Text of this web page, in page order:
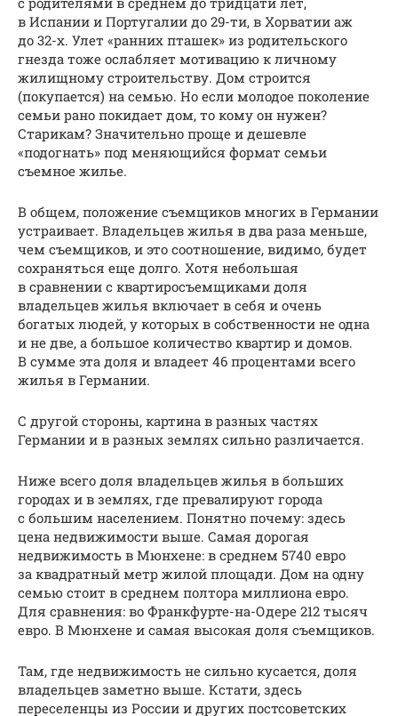
в Испании и Португалии до 29-ти, в Хорватии аж
до 32-х. Улет «ранних пташек» из родительского
гнезда тоже ослабляет мотивацию к личному
жилищному строительству. Дом строится
(покупается) на семью. Но если молодое поколение
семьи рано покидает дом, то кому он нужен?
Старикам? Значительно проще и дешевле
«подогнать» под меняющийся формат семьи
съемное жилье.
В общем, положение съемщиков многих в Германии
устраивает. Владельцев жилья в два раза меньше,
чем съемщиков, и это соотношение, видимо, будет
сохраняться еще долго. Хотя небольшая
в сравнении с квартиросъемщиками доля
владельцев жилья включает в себя и очень
богатых людей, у которых в собственности не одна
и не две, а большое количество квартир и домов.
В сумме эта доля и владеет 46 процентами всего
жилья в Германии.
С другой стороны, картина в разных частях
Германии и в разных землях сильно различается.
Ниже всего доля владельцев жилья в больших
городах и в землях, где превалируют города
с большим населением. Понятно почему: здесь
цена недвижимости выше. Самая дорогая
недвижимость в Мюнхене: в среднем 5740 евро
за квадратный метр жилой площади. Дом на одну
семью стоит в среднем полтора миллиона евро.
Для сравнения: во Франкфурте-на-Одере 212 тысяч
евро. В Мюнхене и самая высокая доля съемщиков.
Там, где недвижимость не сильно кусается, доля
владельцев заметно выше. Кстати, здесь
переселенцы из России и других постсоветских